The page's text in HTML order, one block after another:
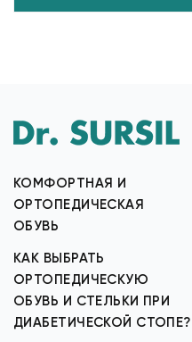
КОМФОРТНАЯ И
ОРТОПЕДИЧЕСКАЯ
ОБУВЬ
КАК ВЫБРАТЬ
ОРТОПЕДИЧЕСКУЮ
ОБУВЬ И СТЕЛЬКИ ПРИ
ДИАБЕТИЧЕСКОЙ СТОПЕ?